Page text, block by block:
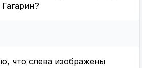
что слева изображены